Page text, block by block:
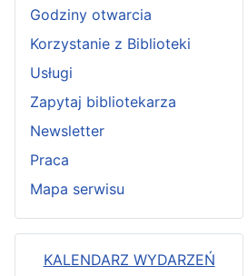
Godziny otwarcia
Korzystanie z Biblioteki
Usługi
Zapytaj bibliotekarza
Newsletter
Praca
Mapa serwisu
KALENDARZ WYDARZEŃ